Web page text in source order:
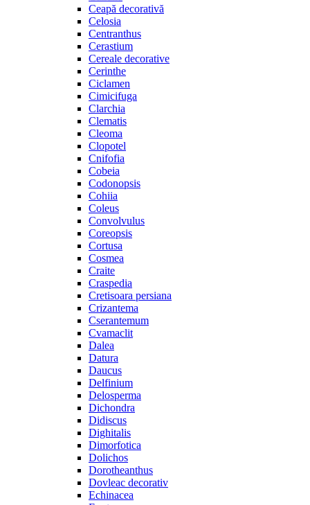
Ceapă decorativă
Celosia
Centranthus
Cerastium
Cereale decorative
Cerinthe
Ciclamen
Cimicifuga
Clarchia
Clematis
Cleoma
Clopotel
Cnifofia
Cobeia
Codonopsis
Cohiia
Coleus
Convolvulus
Coreopsis
Cortusa
Cosmea
Craite
Craspedia
Cretisoara persiana
Crizantema
Cserantemum
Cvamaclit
Dalea
Datura
Daucus
Delfinium
Delosperma
Dichondra
Didiscus
Dighitalis
Dimorfotica
Dolichos
Dorotheanthus
Dovleac decorativ
Echinacea